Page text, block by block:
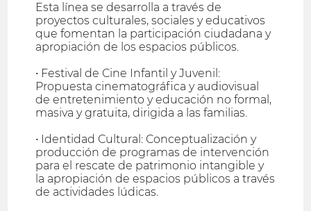
Esta línea se desarrolla a través de
proyectos culturales, sociales y educativos
que fomentan la participación ciudadana y
apropiación de los espacios públicos.
• Festival de Cine Infantil y Juvenil:
Propuesta cinematográfica y audiovisual
de entretenimiento y educación no formal,
masiva y gratuita, dirigida a las familias.
• Identidad Cultural: Conceptualización y
producción de programas de intervención
para el rescate de patrimonio intangible y
la apropiación de espacios públicos a través
de actividades lúdicas.